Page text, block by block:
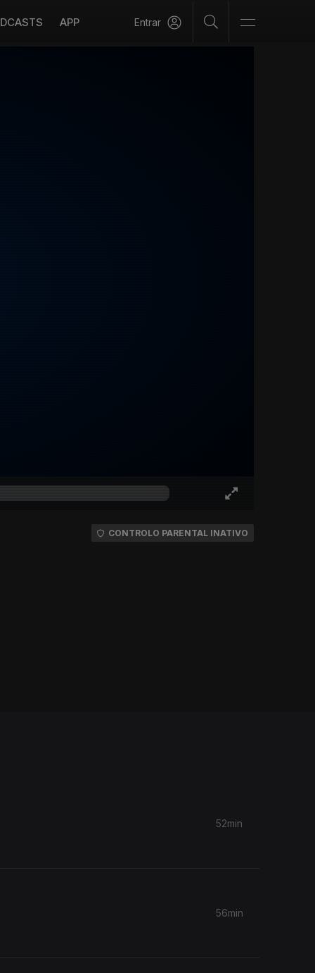
APP Entrar
CONTROLO PARENTAL INATIVO
52min
56min